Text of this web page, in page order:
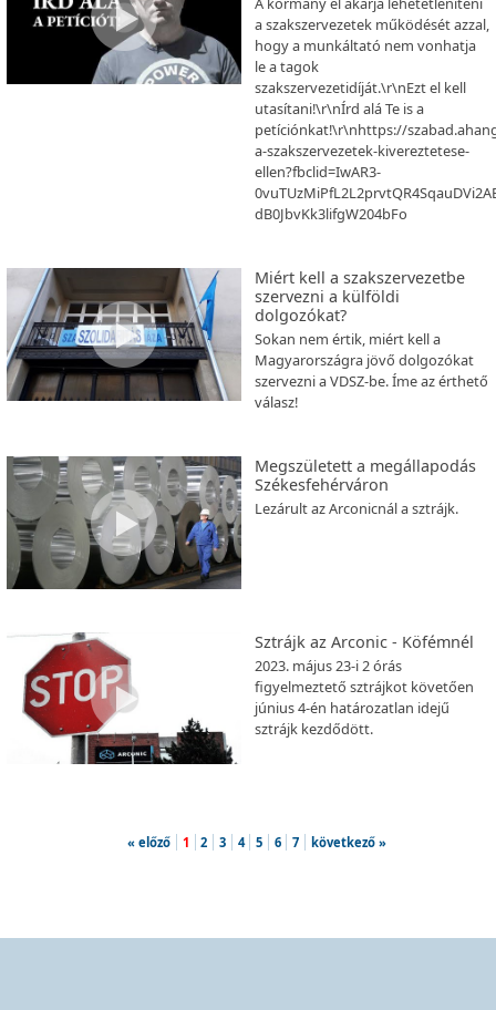
a szakszervezetek működését azzal,
hogy a munkáltató nem vonhatja
le a tagok
szakszervezetidíját.\r\nEzt el kell
utasítani!\r\nÍrd alá Te is a
petíciónkat!\r\nhttps://
a-szakszervezetek-kivereztetese-
ellen?fbclid=IwAR3-
dB0JbvKk3lifgW204bFo
Miért kell a szakszervezetbe
szervezni a külföldi
dolgozókat?
Sokan nem értik, miért kell a
Magyarországra jövő dolgozókat
szervezni a VDSZ-be. Íme az érthető
válasz!
Megszületett a megállapodás
Székesfehérváron
Lezárult az Arconicnál a sztrájk.
Sztrájk az Arconic - Köfémnél
2023. május 23-i 2 órás
figyelmeztető sztrájkot követően
június 4-én határozatlan idejű
sztrájk kezdődött.
« előző 1 2 3 4 5 6 7 következő »